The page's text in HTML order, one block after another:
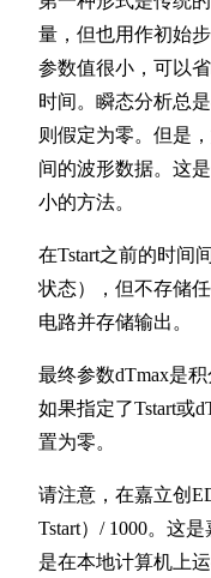
量，但也用作初始
参数值很小，可以
时间。瞬态分析总
则假定为零。但是
间的波形数据。这
小的方法。
在Tstart之前的时间
状态），但不存储
电路并存储输出。
最终参数dTmax是
如果指定了Tstart或
置为零。
请注意，在嘉立创
Tstart）/ 1000。这
是在本地计算机上